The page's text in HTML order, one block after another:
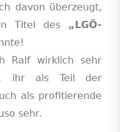
davon überzeugt,
Titel des
„LGÖ-
Ralf wirklich sehr
ihr als Teil der
als profitierende
sehr.